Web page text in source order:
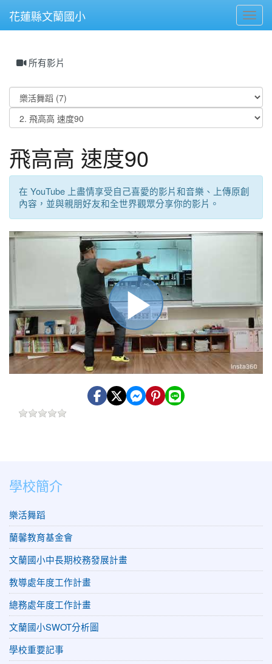
花蓮縣文蘭國小
所有影片
飛高高 速度90
在 YouTube 上盡情享受自己喜愛的影片和音樂、上傳原創
內容，並與親朋好友和全世界觀眾分享你的影片。
播
放
學校簡介
樂活舞蹈
蘭馨教育基金會
文蘭國小中長期校務發展計畫
教導處年度工作計畫
總務處年度工作計畫
文蘭國小SWOT分析圖
學校重要記事